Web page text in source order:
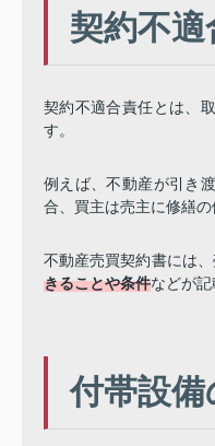
契約不適
契約不適合責任とは、
す。
例えば、不動産が引き
合、買主は売主に修繕の
不動産売買契約書には
きることや条件などが記
付帯設